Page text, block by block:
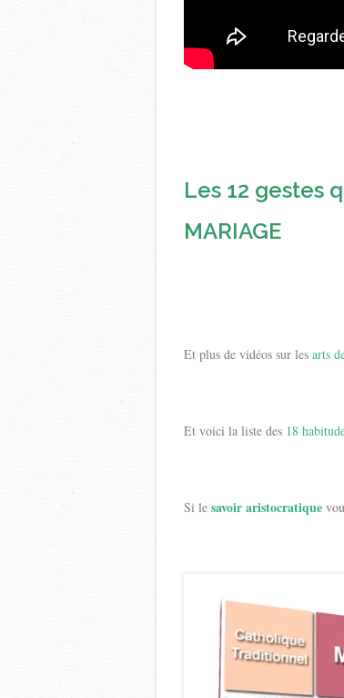
Les 12 gestes
MARIAGE
Et plus de vidéos sur les arts
Et voici la liste des 18
Si le savoir aristocratique